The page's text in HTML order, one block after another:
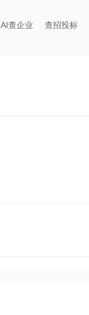
AI查企业 查招投标